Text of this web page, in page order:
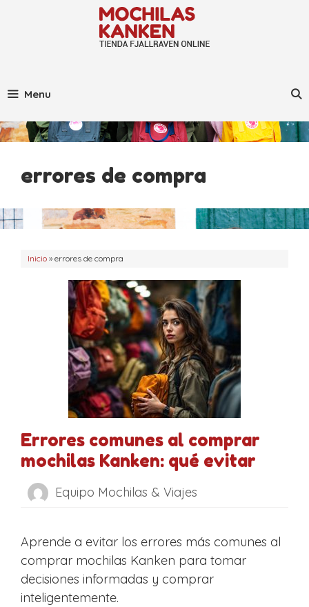
Menu
errores de compra
Inicio » errores de compra
Errores comunes al comprar
mochilas Kanken: qué evitar
Equipo Mochilas & Viajes
Aprende a evitar los errores más comunes al
comprar mochilas Kanken para tomar
decisiones informadas y comprar
inteligentemente.